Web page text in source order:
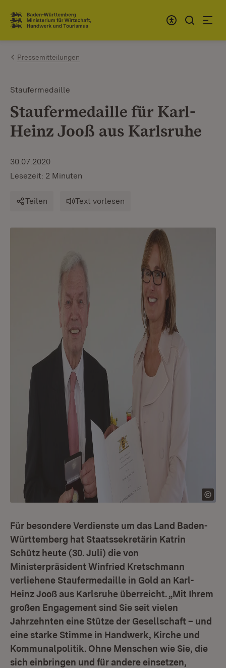
Zum Inhalt springen
Link zur Startseite
Pressemitteilungen
Staufermedaille
Staufermedaille für Karl-
Heinz Jooß aus Karlsruhe
30.07.2020
Lesezeit: 2 Minuten
Teilen Text vorlesen
Für besondere Verdienste um das Land Baden-
Württemberg hat Staatssekretärin Katrin
Schütz heute (30. Juli) die von
Ministerpräsident Winfried Kretschmann
verliehene Staufermedaille in Gold an Karl-
Heinz Jooß aus Karlsruhe überreicht. „Mit Ihrem
großen Engagement sind Sie seit vielen
Jahrzehnten eine Stütze der Gesellschaft – und
eine starke Stimme in Handwerk, Kirche und
Kommunalpolitik. Ohne Menschen wie Sie, die
sich einbringen und für andere einsetzen,